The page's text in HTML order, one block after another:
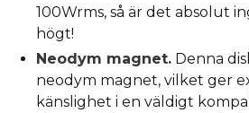
100Wrms, så är det absolut
högt!
Neodym magnet. Denna
neodym magnet, vilket ger
känslighet i en väldigt